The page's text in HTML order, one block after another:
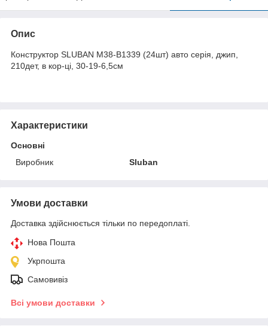
Опис
Конструктор SLUBAN M38-B1339 (24шт) авто серія, джип,
210дет, в кор-ці, 30-19-6,5см
Характеристики
Основні
Виробник
Sluban
Умови доставки
Доставка здійснюється тільки по передоплаті.
Нова Пошта
Укрпошта
Самовивіз
Всі умови доставки